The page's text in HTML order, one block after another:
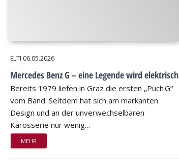
ELTI 06.05.2026
Mercedes Benz G – eine Legende wird elektrisch
Bereits 1979 liefen in Graz die ersten „Puch G“
vom Band. Seitdem hat sich am markanten
Design und an der unverwechselbaren
Karosserie nur wenig…
MEHR